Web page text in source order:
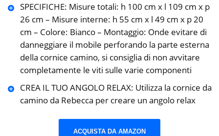
SPECIFICHE: Misure totali: h 100 cm x l 109 cm x p
26 cm – Misure interne: h 55 cm x l 49 cm x p 20
cm – Colore: Bianco – Montaggio: Onde evitare di
danneggiare il mobile perforando la parte esterna
della cornice camino, si consiglia di non avvitare
completamente le viti sulle varie componenti
CREA IL TUO ANGOLO RELAX: Utilizza la cornice da
camino da Rebecca per creare un angolo relax
ACQUISTA DA AMAZON